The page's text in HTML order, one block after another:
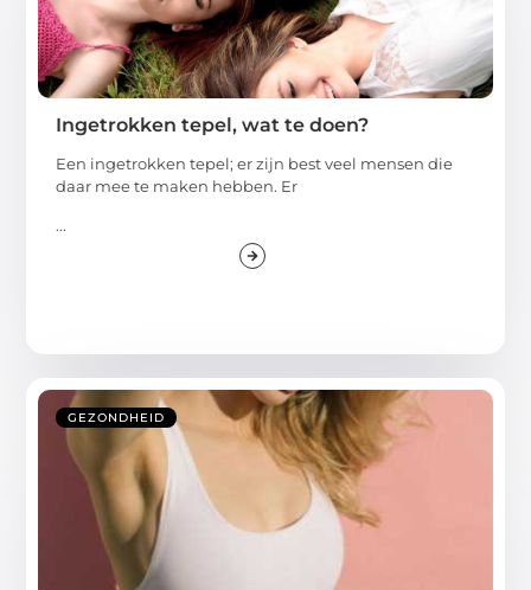
Ingetrokken tepel, wat te doen?
Een ingetrokken tepel; er zijn best veel mensen die
daar mee te maken hebben. Er
...
GEZONDHEID